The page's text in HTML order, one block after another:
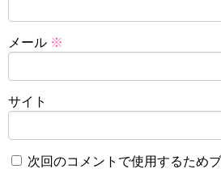
メール ※
サイト
次回のコメントで使用するため